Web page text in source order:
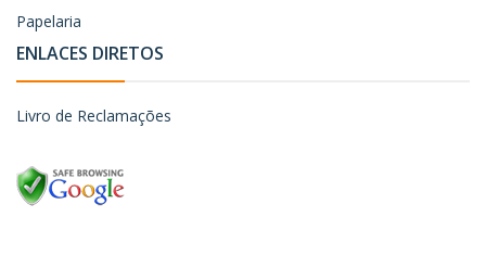
Papelaria
ENLACES DIRETOS
Livro de Reclamações